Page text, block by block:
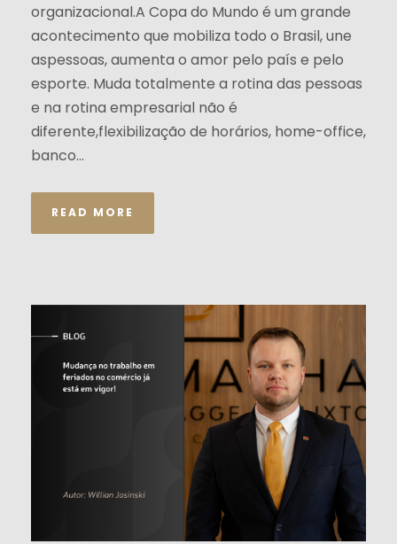
organizacional.A Copa do Mundo é um grande
acontecimento que mobiliza todo o Brasil, une
aspessoas, aumenta o amor pelo país e pelo
esporte. Muda totalmente a rotina das pessoas
e na rotina empresarial não é
diferente,flexibilização de horários, home-office,
banco...
READ MORE